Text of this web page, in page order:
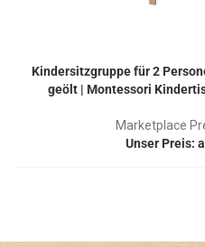
Kindersitzgruppe für 2
geölt | Montessori
Marketplace
Unser Preis: